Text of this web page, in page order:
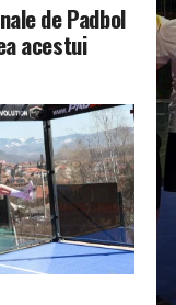
de Padbol
acestui